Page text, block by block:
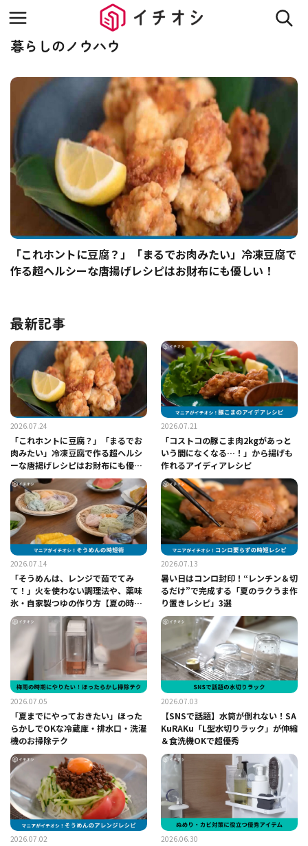
暮らしのノウハウ
「これホントに豆腐？」「まるでお肉みたい」冷凍豆腐で
作る超ヘルシーな唐揚げレシピはお財布にも優しい！
最新記事
2026.07.24
「これホントに豆腐？」「まるでお
肉みたい」冷凍豆腐で作る超ヘルシ
ーな唐揚げレシピはお財布にも優し
い！
2026.07.21
「コストコの豚こま肉2kgがあっと
いう間になくなる…！」から揚げも
作れるアイディアレシピ
2026.07.14
「そうめんは、レンジで茹でてみ
て！」火を使わない調理法や、薬味
氷・自家製つゆの作り方【夏の時短
レシピ】
2026.07.13
暑い日はコンロ封印！“レンチン＆切
るだけ”で完成する「夏のラクうま作
り置きレシピ」3選
2026.07.05
「夏までにやっておきたい」ほった
らかしでOKな冷蔵庫・排水口・洗濯
機のお掃除テク
2026.07.03
【SNSで話題】水筒が倒れない！SA
KuRAKu「L型水切りラック」が伸縮
＆食洗機OKで超優秀
2026.07.02 2026.06.30